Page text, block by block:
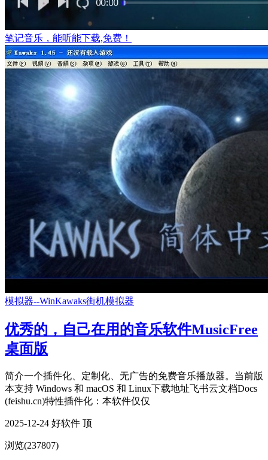
笔记音乐，能听能下载,免费！
模拟器--WinKawaks街机模拟器
优秀的，自己在用的音乐软件MusicFree
桌面版
简介一个插件化、定制化、无广告的免费音乐播放器。当前版
本支持 Windows 和 macOS 和 Linux下载地址飞书云文档Docs
(feishu.cn)特性插件化：本软件仅仅
2025-12-24 好软件 顶
浏览(237807)